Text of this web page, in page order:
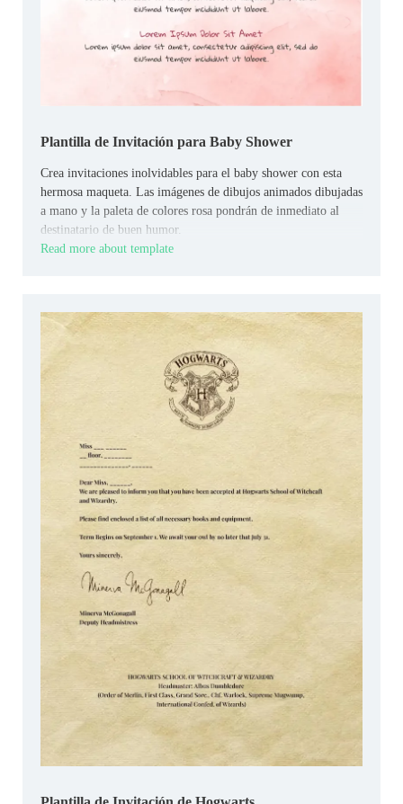
Plantilla de Invitación para Baby Shower
Crea invitaciones inolvidables para el baby shower con esta
hermosa maqueta. Las imágenes de dibujos animados dibujadas
a mano y la paleta de colores rosa pondrán de inmediato al
destinatario de buen humor.
Read more about template